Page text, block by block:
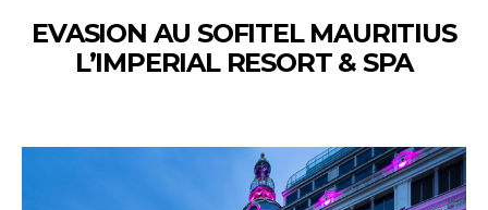
EVASION AU SOFITEL MAURITIUS
L’IMPERIAL RESORT & SPA